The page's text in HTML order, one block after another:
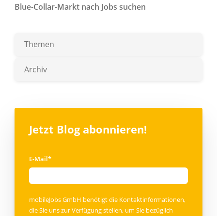
Blue-Collar-Markt nach Jobs suchen
Themen
Archiv
Jetzt Blog abonnieren!
E-Mail*
mobileJobs GmbH benötigt die Kontaktinformationen,
die Sie uns zur Verfügung stellen, um Sie bezüglich